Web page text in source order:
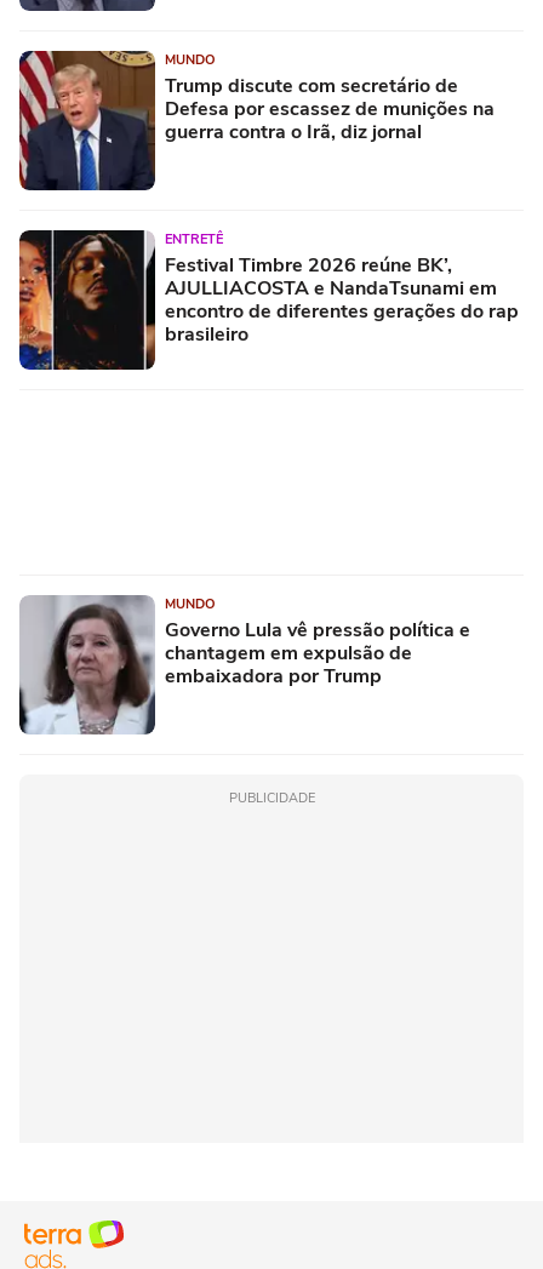
MUNDO
Trump discute com secretário de
Defesa por escassez de munições na
guerra contra o Irã, diz jornal
ENTRETÊ
Festival Timbre 2026 reúne BK’,
AJULLIACOSTA e NandaTsunami em
encontro de diferentes gerações do rap
brasileiro
MUNDO
Governo Lula vê pressão política e
chantagem em expulsão de
embaixadora por Trump
PUBLICIDADE